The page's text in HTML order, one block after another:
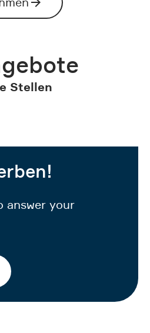
Stellen
answer your